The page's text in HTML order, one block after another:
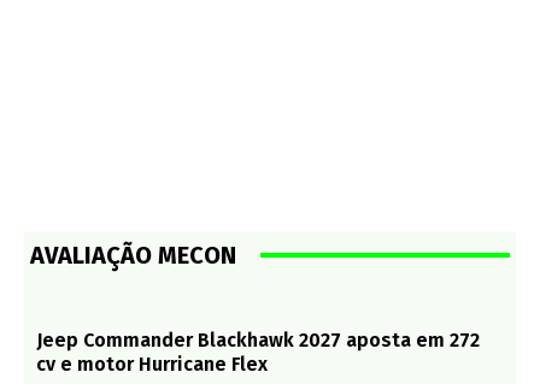
AVALIAÇÃO MECON
Jeep Commander Blackhawk 2027 aposta em 272
cv e motor Hurricane Flex